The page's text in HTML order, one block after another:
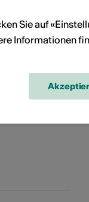
Sie auf
Informationen